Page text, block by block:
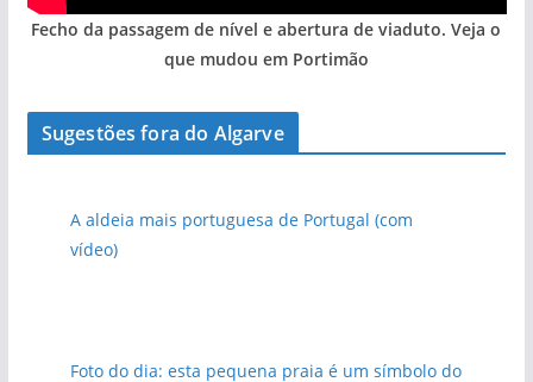
Fecho da passagem de nível e abertura de viaduto. Veja o
que mudou em Portimão
Sugestões fora do Algarve
A aldeia mais portuguesa de Portugal (com
vídeo)
Foto do dia: esta pequena praia é um símbolo do